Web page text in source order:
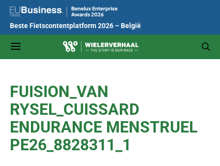
Beste Fietscontentplatform 2026 – België
FUISION_VAN
RYSEL_CUISSARD
ENDURANCE MENSTRUEL
PE26_8828311_1